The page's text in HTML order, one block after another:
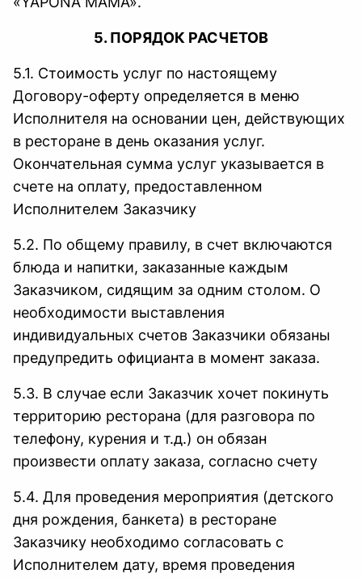
5. ПОРЯДОК РАСЧЕТОВ
5.1. Стоимость услуг по настоящему
Договору-оферту определяется в меню
Исполнителя на основании цен, действующих
в ресторане в день оказания услуг.
Окончательная сумма услуг указывается в
счете на оплату, предоставленном
Исполнителем Заказчику
5.2. По общему правилу, в счет включаются
блюда и напитки, заказанные каждым
Заказчиком, сидящим за одним столом. О
необходимости выставления
индивидуальных счетов Заказчики обязаны
предупредить официанта в момент заказа.
5.3. В случае если Заказчик хочет покинуть
территорию ресторана (для разговора по
телефону, курения и т.д.) он обязан
произвести оплату заказа, согласно счету
5.4. Для проведения мероприятия (детского
дня рождения, банкета) в ресторане
Заказчику необходимо согласовать с
Исполнителем дату, время проведения